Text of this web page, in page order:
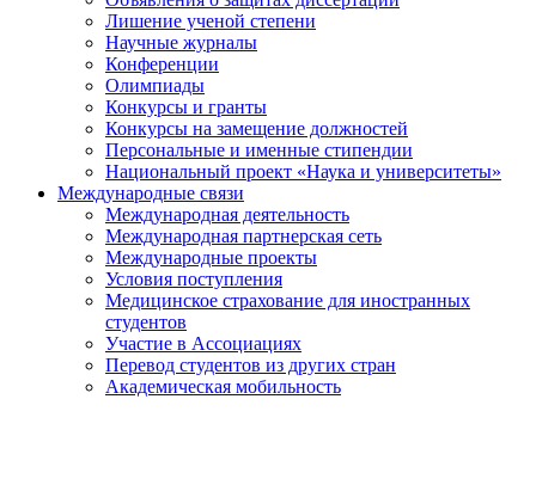
Лишение ученой степени
Научные журналы
Конференции
Олимпиады
Конкурсы и гранты
Конкурсы на замещение должностей
Персональные и именные стипендии
Национальный проект «Наука и университеты»
Международные связи
Международная деятельность
Международная партнерская сеть
Международные проекты
Условия поступления
Медицинское страхование для иностранных
студентов
Участие в Ассоциациях
Перевод студентов из других стран
Академическая мобильность